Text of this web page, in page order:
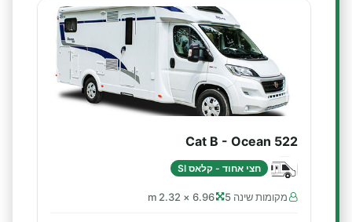
Cat B - Ocean 522
חצי אחוד - קלאס SI
מקומות שינה 5 6.96 × 2.32 m